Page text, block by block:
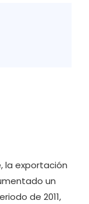
la exportación
un
de 2011,